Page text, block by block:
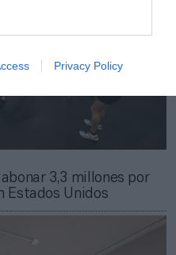
Privacy Policy
3,3 millones por
Estados Unidos